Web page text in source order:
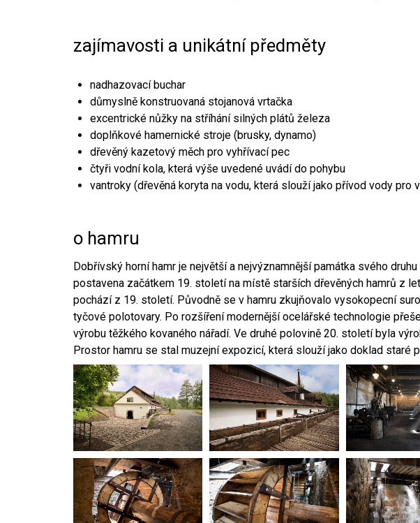
zajímavosti a unikátní předměty
nadhazovací buchar
důmyslně konstruovaná stojanová vrtačka
excentrické nůžky na stříhání silných plátů železa
doplňkové hamernické stroje (brusky, dynamo)
dřevěný kazetový měch pro vyhřívací pec
čtyři vodní kola, která výše uvedené uvádí do pohybu
vantroky (dřevěná koryta na vodu, která slouží jako přívod vody pro
o hamru
Dobřívský horní hamr je největší a nejvýznamnější památka svého
postavena začátkem 19. století na místě starších dřevěných hamrů z
pochází z 19. století. Původně se v hamru zkujňovalo vysokopecní
tyčové polotovary. Po rozšíření modernější ocelářské technologie
výrobu těžkého kovaného nářadí. Ve druhé polovině 20. století byla
Prostor hamru se stal muzejní expozicí, která slouží jako doklad staré